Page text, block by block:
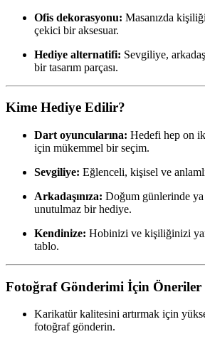
Ofis dekorasyonu: Masanızda
çekici bir aksesuar.
Hediye alternatifi: Sevgiliye,
bir tasarım parçası.
Kime Hediye Edilir?
Dart oyuncularına: Hedefi hep on
için mükemmel bir seçim.
Sevgiliye: Eğlenceli, kişisel ve
Arkadaşınıza: Doğum günlerinde
unutulmaz bir hediye.
Kendinize: Hobinizi ve kişiliğinizi
tablo.
Fotoğraf Gönderimi İçin Öneriler
Karikatür kalitesini artırmak için
fotoğraf gönderin.